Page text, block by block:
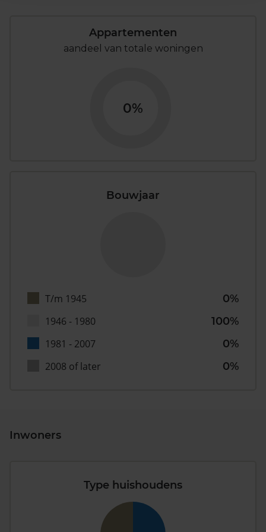
Appartementen
aandeel van totale woningen
0%
Bouwjaar
T/m 1945
0%
1946 - 1980
100%
1981 - 2007
0%
2008 of later
0%
Inwoners
Type huishoudens